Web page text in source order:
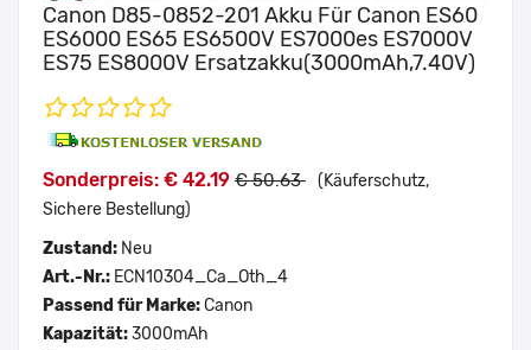
Canon D85-0852-201 Akku Für Canon ES60
ES6000 ES65 ES6500V ES7000es ES7000V
ES75 ES8000V Ersatzakku(3000mAh,7.40V)
Sonderpreis: € 42.19 € 50.63 (Käuferschutz,
Sichere Bestellung)
Zustand: Neu
Art.-Nr.: ECN10304_Ca_Oth_4
Passend für Marke:Canon
Kapazität:3000mAh